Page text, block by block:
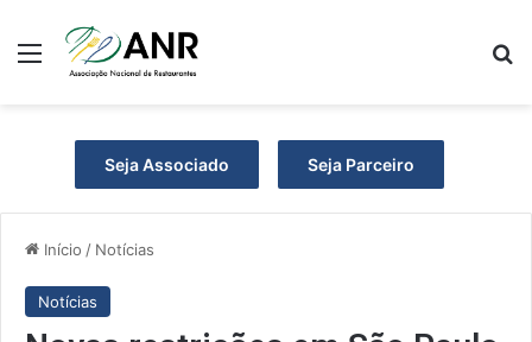
Menu
Seja Associado Seja Parceiro
Início / Notícias
Notícias